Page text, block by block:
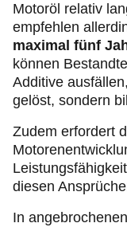
Motoröl relativ
empfehlen
maximal fünf
können
Additive
gelöst, sondern
Zudem erfordert
diesen
In